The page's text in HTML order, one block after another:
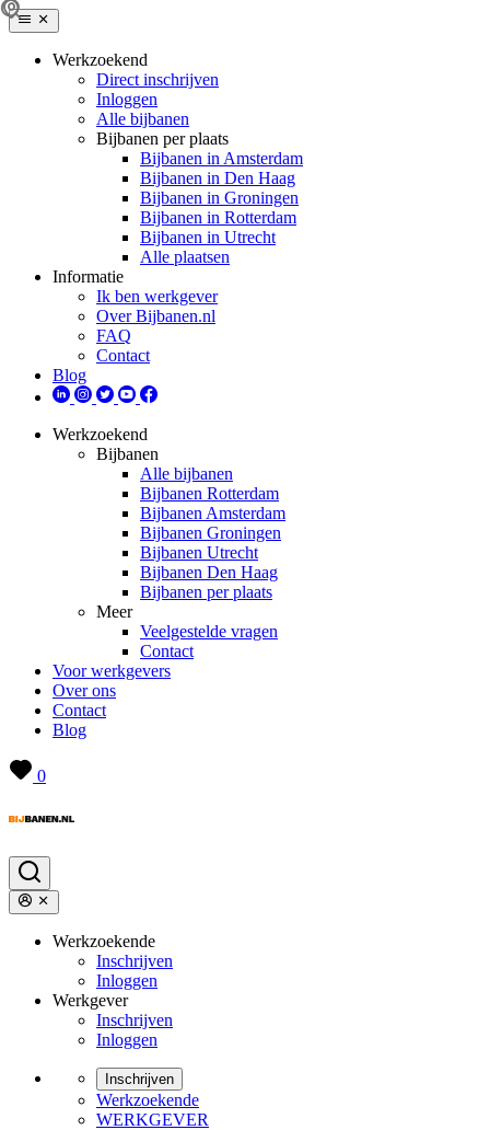
Werkzoekend
Direct inschrijven
Inloggen
Alle bijbanen
Bijbanen per plaats
Bijbanen in Amsterdam
Bijbanen in Den Haag
Bijbanen in Groningen
Bijbanen in Rotterdam
Bijbanen in Utrecht
Alle plaatsen
Informatie
Ik ben werkgever
Over Bijbanen.nl
FAQ
Contact
Blog
Werkzoekend
Bijbanen
Alle bijbanen
Bijbanen Rotterdam
Bijbanen Amsterdam
Bijbanen Groningen
Bijbanen Utrecht
Bijbanen Den Haag
Bijbanen per plaats
Meer
Veelgestelde vragen
Contact
Voor werkgevers
Over ons
Contact
Blog
0
Werkzoekende
Inschrijven
Inloggen
Werkgever
Inschrijven
Inloggen
Inschrijven
Werkzoekende
WERKGEVER